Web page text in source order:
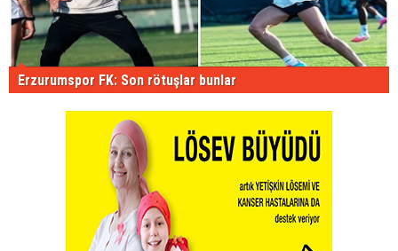
Erzurumspor FK: Son rötuşlar bunlar